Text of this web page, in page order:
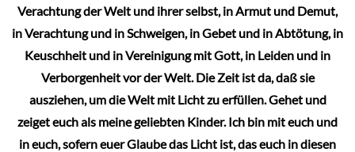
Verachtung der Welt und ihrer selbst, in Armut und Demut,
in Verachtung und in Schweigen, in Gebet und in Abtötung, in
Keuschheit und in Vereinigung mit Gott, in Leiden und in
Verborgenheit vor der Welt. Die Zeit ist da, daß sie
ausziehen, um die Welt mit Licht zu erfüllen. Gehet und
zeiget euch als meine geliebten Kinder. Ich bin mit euch und
in euch, sofern euer Glaube das Licht ist, das euch in diesen